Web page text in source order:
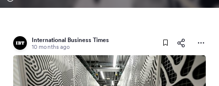
International Business Times
10 months ago